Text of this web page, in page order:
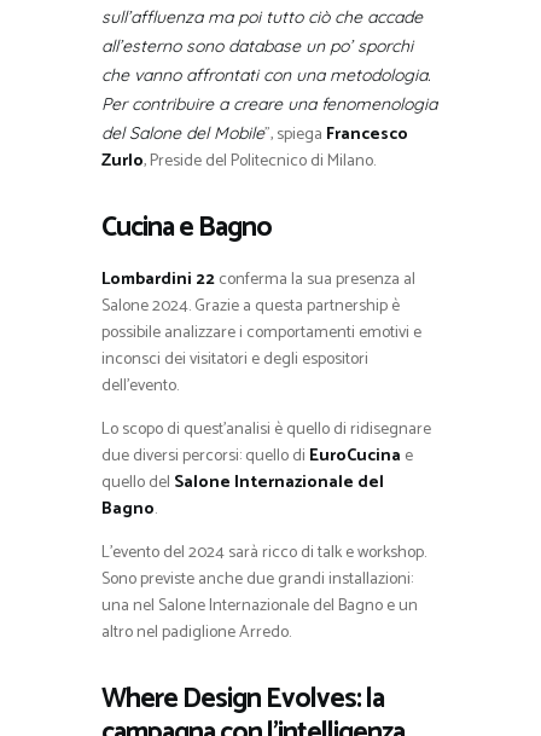
sull’affluenza ma poi tutto ciò che accade
all’esterno sono database un po’ sporchi
che vanno affrontati con una metodologia.
Per contribuire a creare una fenomenologia
del Salone del Mobile”, spiega Francesco
Zurlo, Preside del Politecnico di Milano.
Cucina e Bagno
Lombardini 22conferma la sua presenza al
Salone 2024. Grazie a questa partnership è
possibile analizzare i comportamenti emotivi e
inconsci dei visitatori e degli espositori
dell’evento.
Lo scopo di quest’analisi è quello di ridisegnare
due diversi percorsi: quello di EuroCucina e
quello del Salone Internazionale del
Bagno.
L’evento del 2024 sarà ricco di talk e workshop.
Sono previste anche due grandi installazioni:
una nel Salone Internazionale del Bagno e un
altro nel padiglione Arredo.
Where Design Evolves: la